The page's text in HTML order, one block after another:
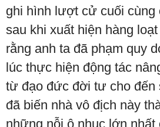
ghi hình lượt cử cuối cùng
sau khi xuất hiện hàng
rằng anh ta đã phạm quy
lúc thực hiện động tác
từ đạo đức đời tư cho đến
đã biến nhà vô địch này
những nỗi ô nhục lớn nhất